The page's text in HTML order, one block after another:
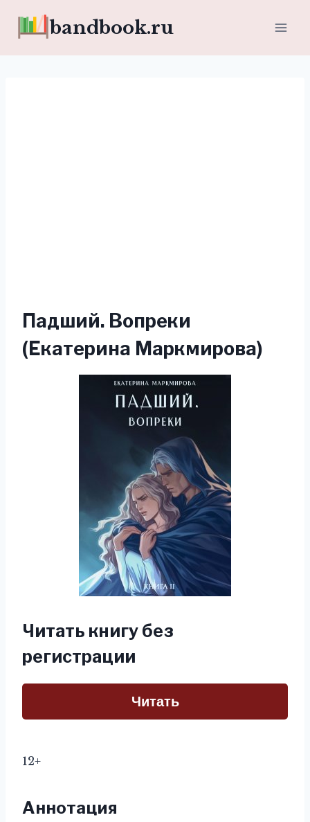
bandbook.ru
Падший. Вопреки
(Екатерина Маркмирова)
Читать книгу без
регистрации
Читать
12+
Аннотация